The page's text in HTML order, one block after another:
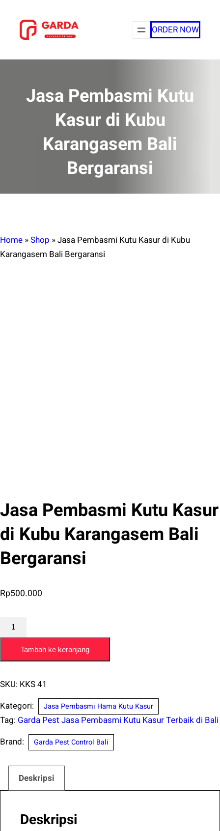
konten
ORDER NOW
Jasa Pembasmi Kutu
Kasur di Kubu
Karangasem Bali
Bergaransi
Home »Shop »Jasa Pembasmi Kutu Kasur di Kubu
Karangasem Bali Bergaransi
Jasa Pembasmi Kutu Kasur
di Kubu Karangasem Bali
Bergaransi
Rp500.000
Kuantitas
Jasa
Pembasmi
Kasur
Kubu
Karangasem
Bali
Bergaransi
Tambah ke keranjang
SKU: KKS 41
Kategori:
Jasa Pembasmi Hama Kutu Kasur
Tag: Garda Pest Jasa Pembasmi Kutu Kasur Terbaik di Bali
Brand:
Garda Pest Control Bali
Deskripsi
Deskripsi